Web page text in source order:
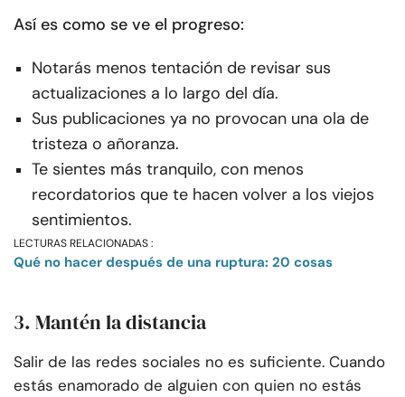
Así es como se ve el progreso:
Notarás menos tentación de revisar sus
actualizaciones a lo largo del día.
Sus publicaciones ya no provocan una ola de
tristeza o añoranza.
Te sientes más tranquilo, con menos
recordatorios que te hacen volver a los viejos
sentimientos.
LECTURAS RELACIONADAS :
Qué no hacer después de una ruptura: 20 cosas
3. Mantén la distancia
Salir de las redes sociales no es suficiente. Cuando
estás enamorado de alguien con quien no estás